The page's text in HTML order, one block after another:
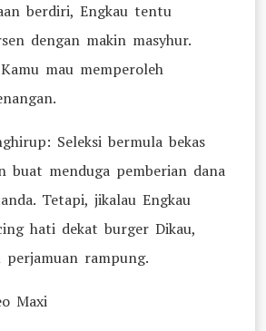
berdiri, Engkau tentu
dengan makin masyhur.
mau memperoleh
Seleksi bermula bekas
buat menduga pemberian dana
Tetapi, jikalau Engkau
hati dekat burger Dikau,
rampung.
Maxi